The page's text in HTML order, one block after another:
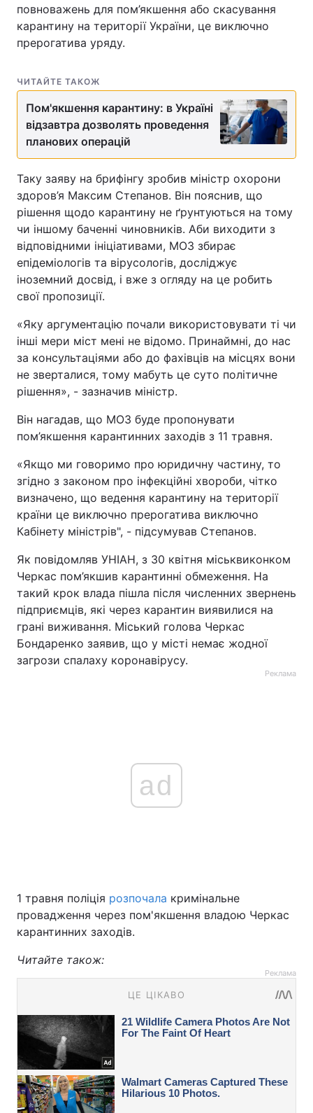
повноважень для пом’якшення або скасування
карантину на території України, це виключно
прерогатива уряду.
ЧИТАЙТЕ ТАКОЖ
Пом'якшення карантину: в Україні
відзавтра дозволять проведення
планових операцій
Таку заяву на брифінгу зробив міністр охорони
здоров’я Максим Степанов. Він пояснив, що
рішення щодо карантину не ґрунтуються на тому
чи іншому баченні чиновників. Аби виходити з
відповідними ініціативами, МОЗ збирає
епідеміологів та вірусологів, досліджує
іноземний досвід, і вже з огляду на це робить
свої пропозиції.
«Яку аргументацію почали використовувати ті чи
інші мери міст мені не відомо. Принаймні, до нас
за консультаціями або до фахівців на місцях вони
не зверталися, тому мабуть це суто політичне
рішення», - зазначив міністр.
Він нагадав, що МОЗ буде пропонувати
пом’якшення карантинних заходів з 11 травня.
«Якщо ми говоримо про юридичну частину, то
згідно з законом про інфекційні хвороби, чітко
визначено, що ведення карантину на території
країни це виключно прерогатива виключно
Кабінету міністрів", - підсумував Степанов.
Як повідомляв УНІАН, з 30 квітня міськвиконком
Черкас пом’якшив карантинні обмеження. На
такий крок влада пішла після численних звернень
підприємців, які через карантин виявилися на
грані виживання. Міський голова Черкас
Бондаренко заявив, що у місті немає жодної
загрози спалаху коронавірусу.
Реклама
ad
1 травня поліція розпочала кримінальне
провадження через пом'якшення владою Черкас
карантинних заходів.
Читайте також:
Реклама